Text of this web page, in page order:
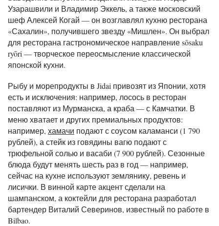
Узарашвили и Владимир Эккель, а также московский
шеф Алексей Когай — он возглавлял кухню ресторана
«Сахалин», получившего звезду «Мишлен». Он выбрал
для ресторана гастрономическое направление sōsaku
ryōri — творческое переосмысление классической
японской кухни.
Рыбу и морепродукты в Jidai привозят из Японии, хотя
есть и исключения: например, лосось в ресторан
поставляют из Мурманска, а краба — с Камчатки. В
меню хватает и других премиальных продуктов:
например, хамачи подают с соусом каламанси (1 790
рублей), а стейк из говядины вагю подают с
трюфельной солью и васаби (7 900 рублей). Сезонные
блюда будут менять шесть раз в год — например,
сейчас на кухне используют землянику, ревень и
лисички. В винной карте акцент сделали на
шампанском, а коктейли для ресторана разработал
бартендер Виталий Северинов, известный по работе в
Bilbao.